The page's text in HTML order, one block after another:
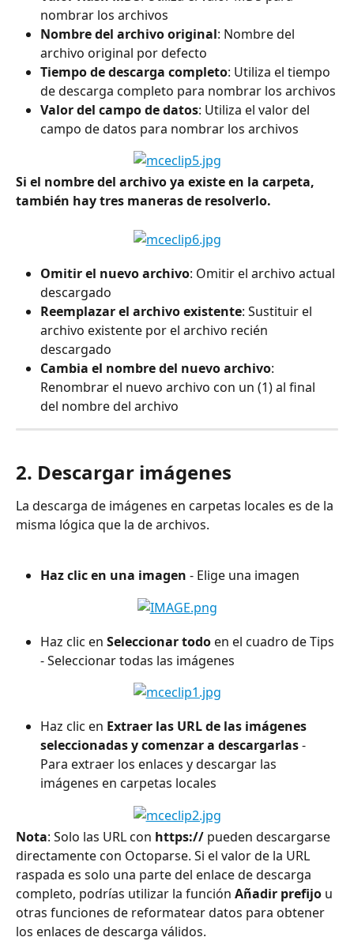
nombrar los archivos
Nombre del archivo original: Nombre del
archivo original por defecto
Tiempo de descarga completo: Utiliza el tiempo
de descarga completo para nombrar los archivos
Valor del campo de datos: Utiliza el valor del
campo de datos para nombrar los archivos
Si el nombre del archivo ya existe en la carpeta,
también hay tres maneras de resolverlo.
Omitir el nuevo archivo: Omitir el archivo actual
descargado
Reemplazar el archivo existente: Sustituir el
archivo existente por el archivo recién
descargado
Cambia el nombre del nuevo archivo:
Renombrar el nuevo archivo con un (1) al final
del nombre del archivo
2. Descargar imágenes
La descarga de imágenes en carpetas locales es de la
misma lógica que la de archivos.
Haz clic en una imagen - Elige una imagen
Haz clic en Seleccionar todo en el cuadro de Tips
- Seleccionar todas las imágenes
Haz clic en Extraer las URL de las imágenes
seleccionadas y comenzar a descargarlas -
Para extraer los enlaces y descargar las
imágenes en carpetas locales
Nota: Solo las URL con https:// pueden descargarse
directamente con Octoparse. Si el valor de la URL
raspada es solo una parte del enlace de descarga
completo, podrías utilizar la función Añadir prefijo u
otras funciones de reformatear datos para obtener
los enlaces de descarga válidos.